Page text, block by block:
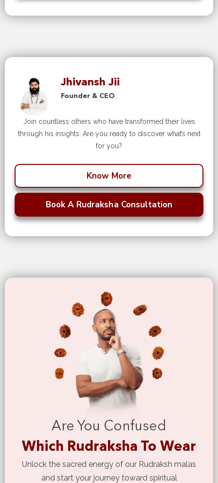
Jhivansh Jii
Founder & CEO
Join countless others who have transformed their lives
through his insights. Are you ready to discover what’s next
for you?
Know More
Book A Rudraksha Consultation
Are You Confused
Which Rudraksha To Wear
Unlock the sacred energy of our Rudraksh malas
and start your journey toward spiritual